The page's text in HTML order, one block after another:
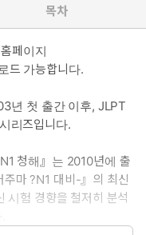
목차
페이지
드 가능합니다.
년 첫 출간 이후, JLPT
리즈입니다.
청해』는 2010년에 출
마 ?N1 대비-』의 최신
시험 경향을 철저히 분석